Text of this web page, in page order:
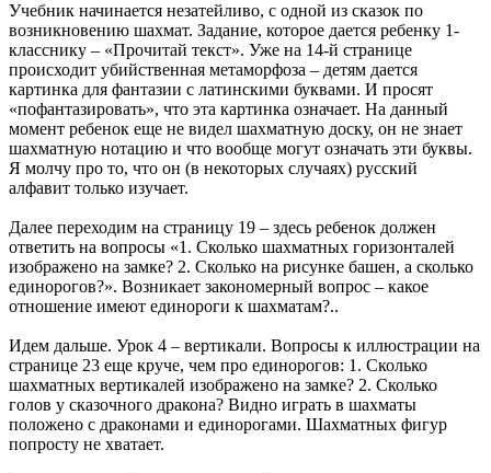
Учебник начинается незатейливо, с одной из сказок по
возникновению шахмат. Задание, которое дается ребенку 1-
класснику – «Прочитай текст». Уже на 14-й странице
происходит убийственная метаморфоза – детям дается
картинка для фантазии с латинскими буквами. И просят
«пофантазировать», что эта картинка означает. На данный
момент ребенок еще не видел шахматную доску, он не знает
шахматную нотацию и что вообще могут означать эти буквы.
Я молчу про то, что он (в некоторых случаях) русский
алфавит только изучает.
Далее переходим на страницу 19 – здесь ребенок должен
ответить на вопросы «1. Сколько шахматных горизонталей
изображено на замке? 2. Сколько на рисунке башен, а сколько
единорогов?». Возникает закономерный вопрос – какое
отношение имеют единороги к шахматам?..
Идем дальше. Урок 4 – вертикали. Вопросы к иллюстрации на
странице 23 еще круче, чем про единорогов: 1. Сколько
шахматных вертикалей изображено на замке? 2. Сколько
голов у сказочного дракона? Видно играть в шахматы
положено с драконами и единорогами. Шахматных фигур
попросту не хватает.